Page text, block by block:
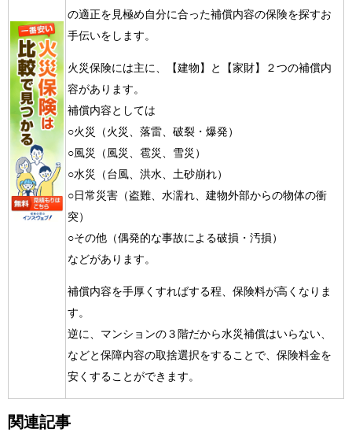
の適正を見極め自分に合った補償内容の保険を探すお
手伝いをします。
火災保険には主に、【建物】と【家財】２つの補償内
容があります。
補償内容としては
○火災（火災、落雷、破裂・爆発）
○風災（風災、雹災、雪災）
○水災（台風、洪水、土砂崩れ）
○日常災害（盗難、水濡れ、建物外部からの物体の衝
突）
○その他（偶発的な事故による破損・汚損）
などがあります。
補償内容を手厚くすればする程、保険料が高くなりま
す。
逆に、マンションの３階だから水災補償はいらない、
などと保障内容の取捨選択をすることで、保険料金を
安くすることができます。
関連記事